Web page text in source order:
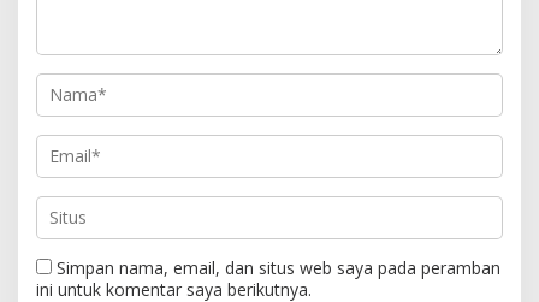
Simpan nama, email, dan situs web saya pada peramban
ini untuk komentar saya berikutnya.